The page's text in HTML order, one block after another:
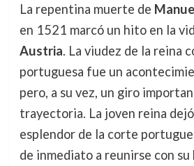
La repentina muerte de
en 1521 marcó un hito en la
Austria. La viudez de la reina
portuguesa fue un
pero, a su vez, un giro
trayectoria. La joven reina
esplendor de la corte
de inmediato a reunirse con su